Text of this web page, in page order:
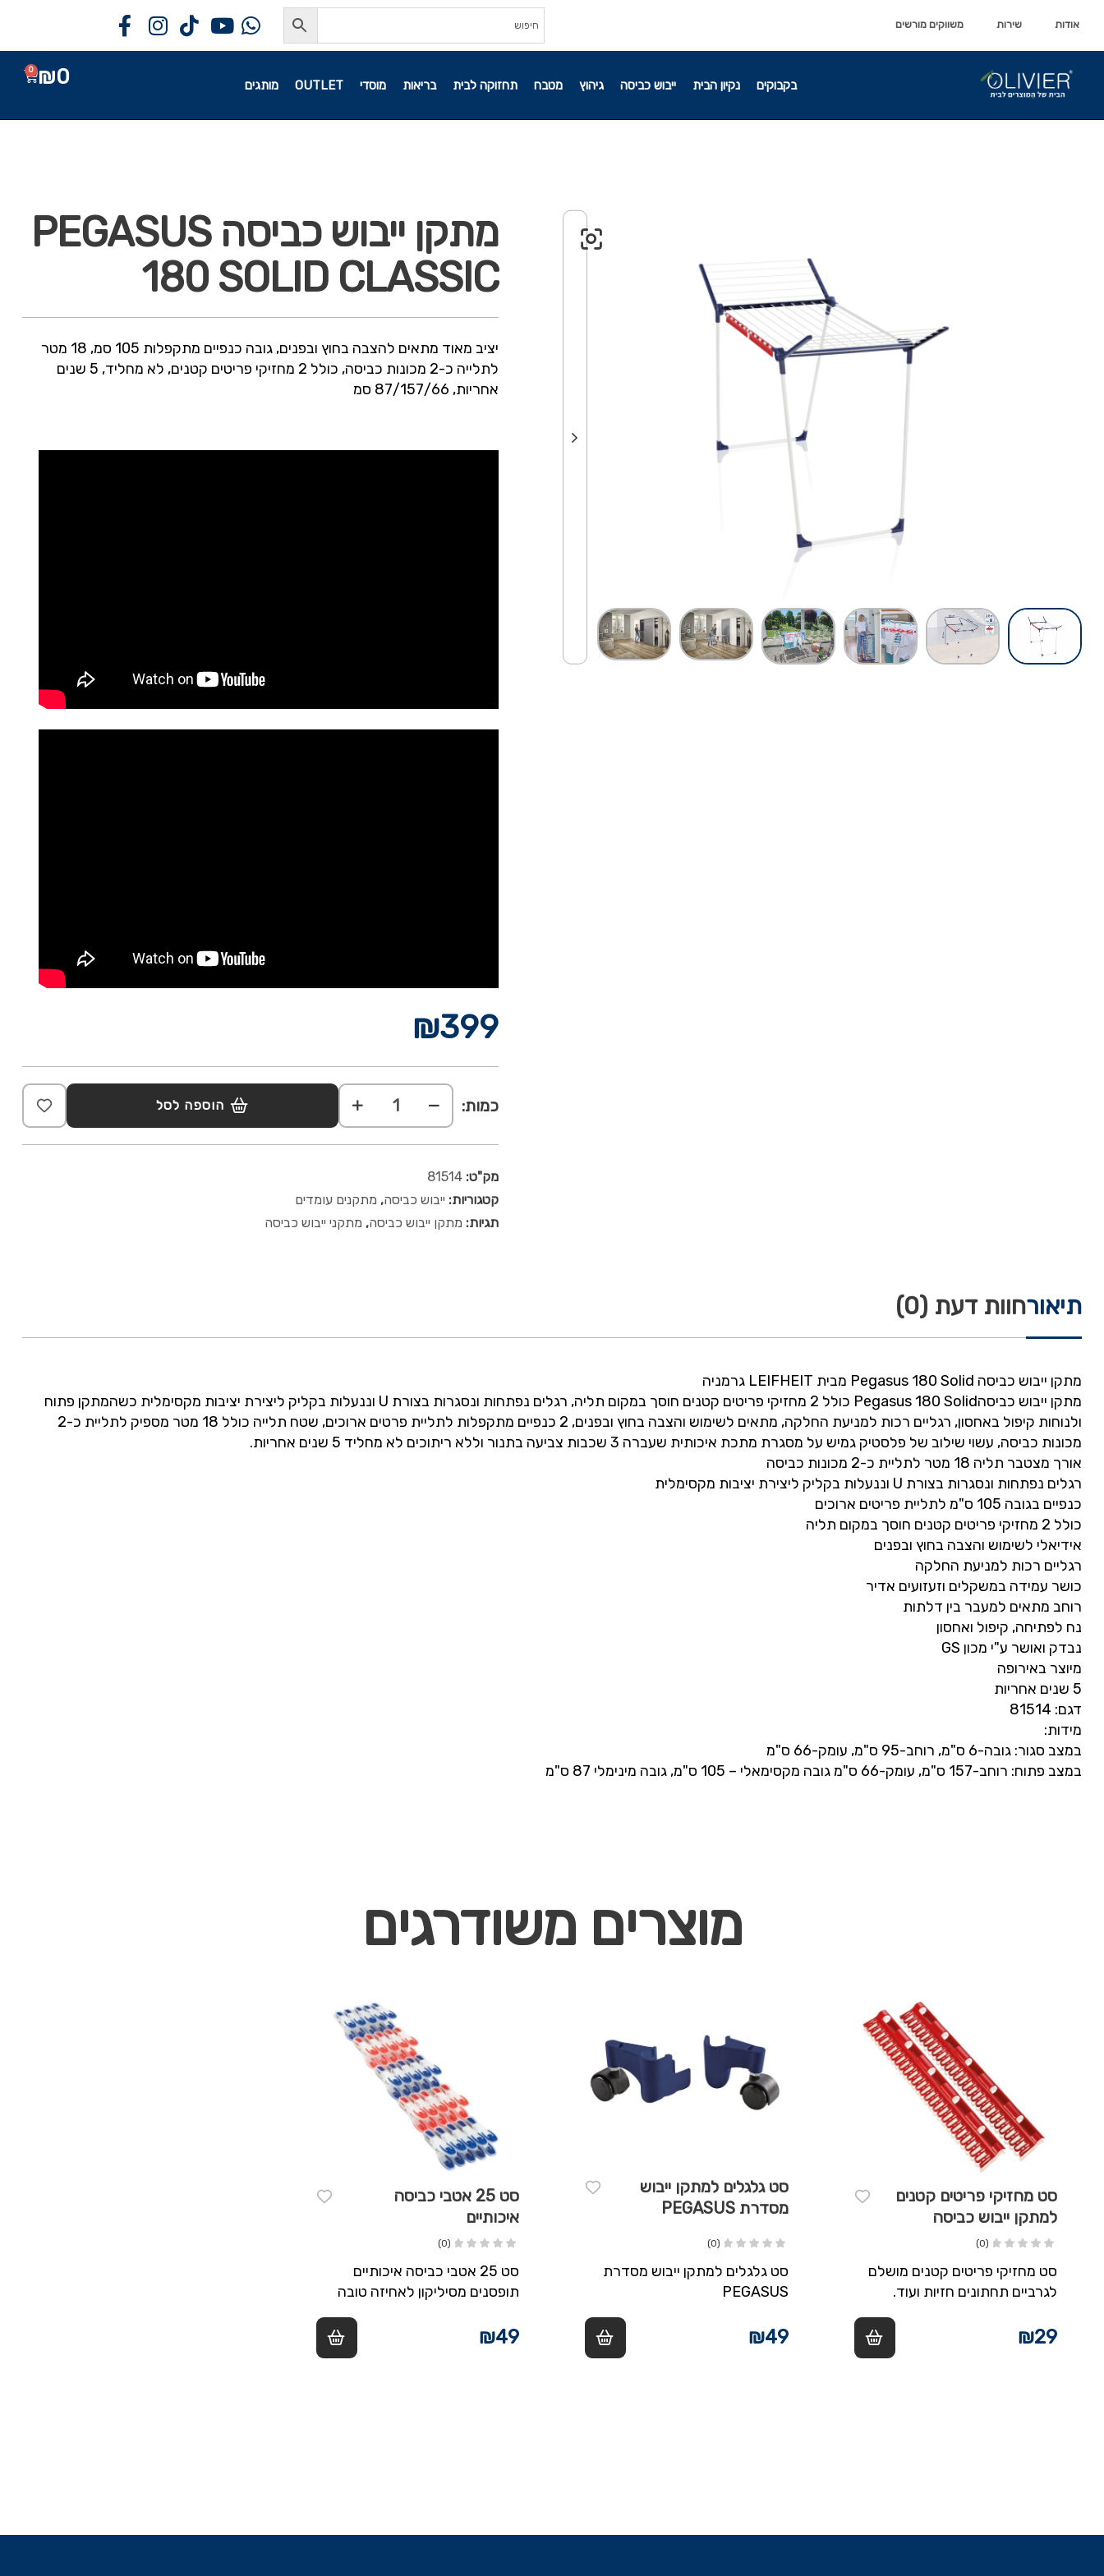
אודות שירות משווקים מורשים
בקבוקים נקיון הבית ייבוש כביסה גיהוץ מטבח תחזוקה לבית בריאות מוסדי OUTLET מותגים ₪0
0
מתקן ייבוש כביסה PEGASUS
180 SOLID CLASSIC
יציב מאוד מתאים להצבה בחוץ ובפנים, גובה כנפיים מתקפלות 105 סמ, 18 מטר
לתלייה כ-2 מכונות כביסה, כולל 2 מחזיקי פריטים קטנים, לא מחליד, 5 שנים
אחריות, 87/157/66 סמ
₪399
כמות: הוספה לסל
מק"ט: 81514
קטגוריות: ייבוש כביסה, מתקנים עומדים
תגיות: מתקן ייבוש כביסה, מתקני ייבוש כביסה
תיאורחוות דעת (0)
מתקן ייבוש כביסה Pegasus 180 Solid מבית LEIFHEIT גרמניה
מתקן ייבוש כביסהPegasus 180 Solid כולל 2 מחזיקי פריטים קטנים חוסך במקום תליה, רגלים נפתחות ונסגרות בצורת U וננעלות בקליק ליצירת יציבות מקסימלית כשהמתקן פתוח
ולנוחות קיפול באחסון, רגליים רכות למניעת החלקה, מתאים לשימוש והצבה בחוץ ובפנים, 2 כנפיים מתקפלות לתליית פרטים ארוכים, שטח תלייה כולל 18 מטר מספיק לתליית כ-2
מכונות כביסה, עשוי שילוב של פלסטיק גמיש על מסגרת מתכת איכותית שעברה 3 שכבות צביעה בתנור וללא ריתוכים לא מחליד 5 שנים אחריות.
אורך מצטבר תליה 18 מטר לתליית כ-2 מכונות כביסה
רגלים נפתחות ונסגרות בצורת U וננעלות בקליק ליצירת יציבות מקסימלית
כנפיים בגובה 105 ס"מ לתליית פריטים ארוכים
כולל 2 מחזיקי פריטים קטנים חוסך במקום תליה
אידיאלי לשימוש והצבה בחוץ ובפנים
רגליים רכות למניעת החלקה
כושר עמידה במשקלים וזעזועים אדיר
רוחב מתאים למעבר בין דלתות
נח לפתיחה, קיפול ואחסון
נבדק ואושר ע"י מכון GS
מיוצר באירופה
5 שנים אחריות
דגם: 81514
מידות:
במצב סגור: גובה-6 ס"מ, רוחב-95 ס"מ, עומק-66 ס"מ
במצב פתוח: רוחב-157 ס"מ, עומק-66 ס"מ גובה מקסימאלי – 105 ס"מ, גובה מינימלי 87 ס"מ
מוצרים משודרגים
סט מחזיקי פריטים קטנים
למתקן ייבוש כביסה
(0)
סט מחזיקי פריטים קטנים מושלם
לגרביים תחתונים חזיות ועוד.
₪29
סט גלגלים למתקן ייבוש
מסדרת PEGASUS
(0)
סט גלגלים למתקן ייבוש מסדרת
PEGASUS
₪49
סט 25 אטבי כביסה
איכותיים
(0)
סט 25 אטבי כביסה איכותיים
תופסנים מסיליקון לאחיזה טובה
₪49